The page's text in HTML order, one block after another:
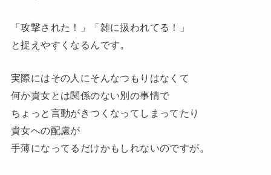
「攻撃された！」「雑に扱われてる！」
と捉えやすくなるんです。
実際にはその人にそんなつもりはなくて
何か貴女とは関係のない別の事情で
ちょっと言動がきつくなってしまってたり
貴女への配慮が
手薄になってるだけかもしれないのですが。